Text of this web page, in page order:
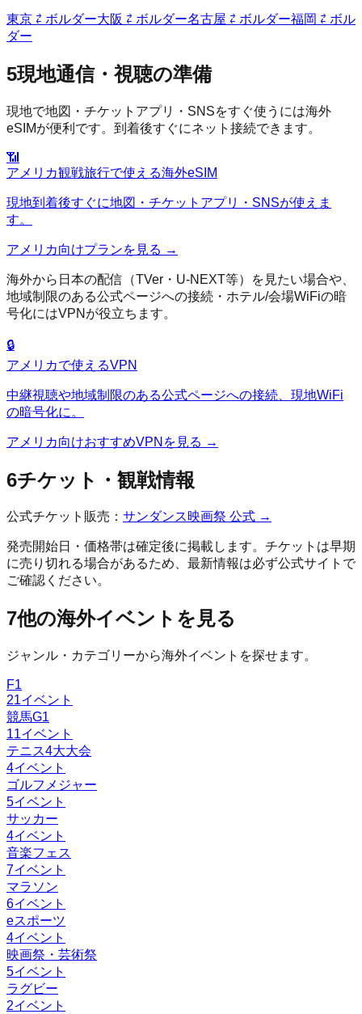
東京 ⇄ ボルダー大阪 ⇄ ボルダー名古屋 ⇄ ボルダー福岡 ⇄ ボル
ダー
5現地通信・視聴の準備
現地で地図・チケットアプリ・SNSをすぐ使うには海外
eSIMが便利です。到着後すぐにネット接続できます。
📶
アメリカ観戦旅行で使える海外eSIM
現地到着後すぐに地図・チケットアプリ・SNSが使えま
す。
アメリカ向けプランを見る →
海外から日本の配信（TVer・U-NEXT等）を見たい場合や、
地域制限のある公式ページへの接続・ホテル/会場WiFiの暗
号化にはVPNが役立ちます。
🔒
アメリカで使えるVPN
中継視聴や地域制限のある公式ページへの接続、現地WiFi
の暗号化に。
アメリカ向けおすすめVPNを見る →
6チケット・観戦情報
公式チケット販売： サンダンス映画祭 公式 →
発売開始日・価格帯は確定後に掲載します。チケットは早期
に売り切れる場合があるため、最新情報は必ず公式サイトで
ご確認ください。
7他の海外イベントを見る
ジャンル・カテゴリーから海外イベントを探せます。
F1
21イベント
競馬G1
11イベント
テニス4大大会
4イベント
ゴルフメジャー
5イベント
サッカー
4イベント
音楽フェス
7イベント
マラソン
6イベント
eスポーツ
4イベント
映画祭・芸術祭
5イベント
ラグビー
2イベント